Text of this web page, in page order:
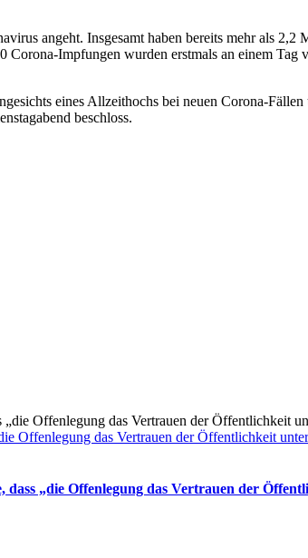
angeht. Insgesamt haben bereits mehr als 2,2
Impfungen wurden erstmals an einem Tag
eines Allzeithochs bei neuen Corona-
beschloss.
Offenlegung das Vertrauen der Öffentlichkeit
„die Offenlegung das Vertrauen der